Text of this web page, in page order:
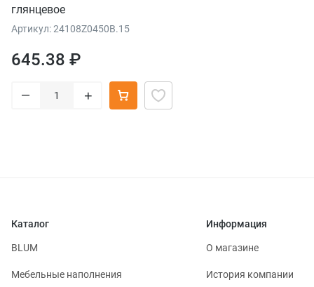
глянцевое
Артикул: 24108Z0450B.15
645.38 ₽
– +
Каталог
BLUM
Мебельные наполнения
Информация
О магазине
История компании